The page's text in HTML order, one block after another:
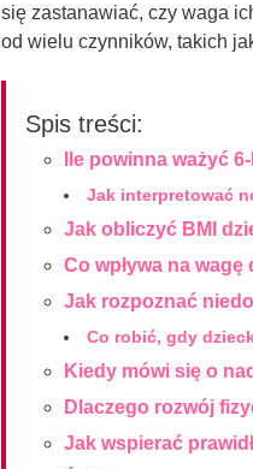
się zastanawiać, czy waga
od wielu czynników, takich
Spis treści:
Ile powinna ważyć
Jak interpretować
Jak obliczyć BMI
Co wpływa na
Jak rozpoznać
Co robić, gdy
Kiedy mówi się o
Dlaczego rozwój
Jak wspierać